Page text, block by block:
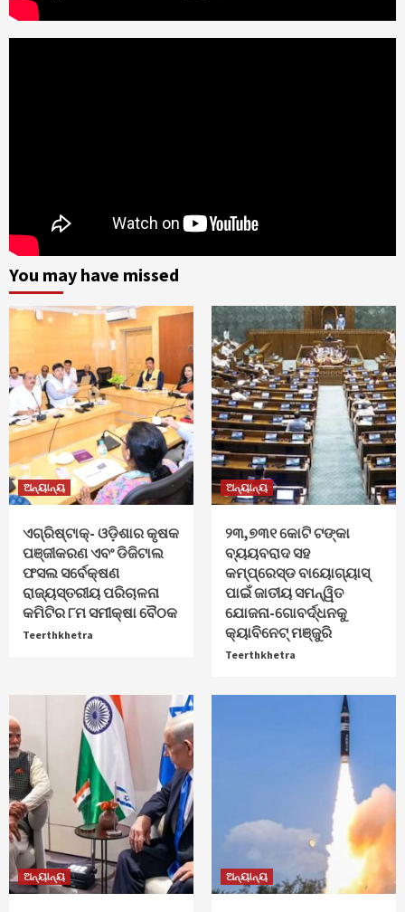
You may have missed
ଅନ୍ୟାନ୍ୟ
ଏଗ୍ରିଷ୍ଟାକ୍‌- ଓଡ଼ିଶାର କୃଷକ
ପଞ୍ଜୀକରଣ ଏବଂ ଡିଜିଟାଲ
ଫସଲ ସର୍ବେକ୍ଷଣ
ରାଜ୍ୟସ୍ତରୀୟ ପରିଚାଳନା
କମିଟିର ୮ମ ସମୀକ୍ଷା ବୈଠକ
Teerthkhetra
ଅନ୍ୟାନ୍ୟ
୨୩,୭୩୧ କୋଟି ଟଙ୍କା
ବ୍ୟୟବରାଦ ସହ
କମ୍ପ୍ରେସ୍ଡ ବାୟୋଗ୍ୟାସ୍
ପାଇଁ ଜାତୀୟ ସମନ୍ୱିତ
ଯୋଜନା-ଗୋବର୍ଦ୍ଧନକୁ
କ୍ୟାବିନେଟ୍‌ ମଞ୍ଜୁରି
Teerthkhetra
ଅନ୍ୟାନ୍ୟ ଅନ୍ୟାନ୍ୟ